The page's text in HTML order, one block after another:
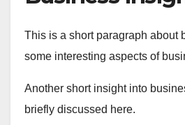
This is a short paragraph about
some interesting aspects of
Another short insight into
briefly discussed here.